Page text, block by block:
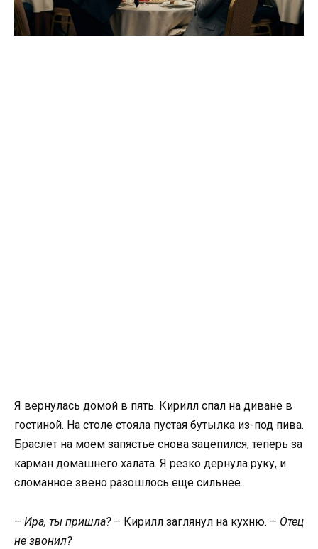
Я вернулась домой в пять. Кирилл спал на диване в
гостиной. На столе стояла пустая бутылка из-под пива.
Браслет на моем запястье снова зацепился, теперь за
карман домашнего халата. Я резко дернула руку, и
сломанное звено разошлось еще сильнее.
– Ира, ты пришла?– Кирилл заглянул на кухню. – Отец
не звонил?